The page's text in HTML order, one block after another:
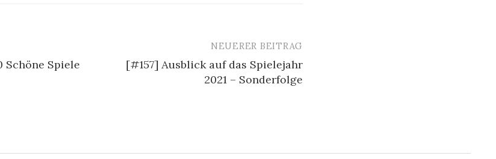
Schöne Spiele
NEUERER BEITRAG
[#157] Ausblick auf das Spielejahr
2021 – Sonderfolge